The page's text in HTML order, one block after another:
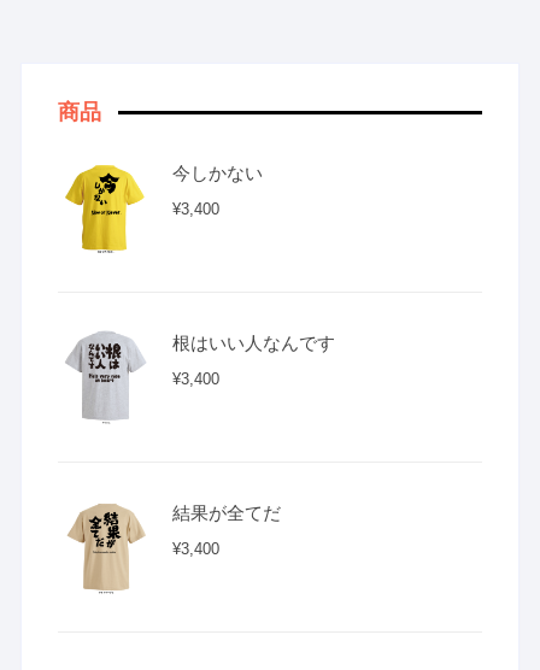
商品
今しかない
¥3,400
根はいい人なんです
¥3,400
結果が全てだ
¥3,400